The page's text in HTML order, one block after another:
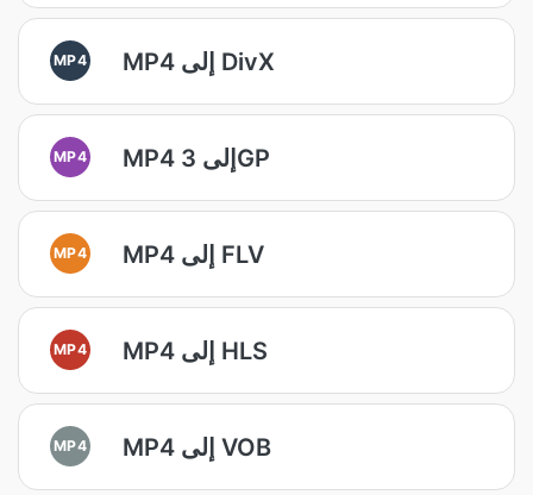
MP4 MP4 إلى DivX
MP4 MP4 إلى 3GP
MP4 MP4 إلى FLV
MP4 MP4 إلى HLS
MP4 MP4 إلى VOB